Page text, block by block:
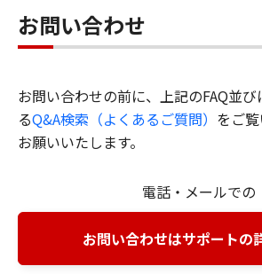
お問い合わせ
お問い合わせの前に、上記のFAQ並
るQ&A検索（よくあるご質問） をご
お願いいたします。
電話・メールでの
お問い合わせはサポートの